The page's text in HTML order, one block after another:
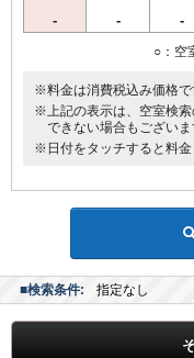
- - -
○：空
※料金は消費税込み価格で
※上記の表示は、空室検索
できない場合もございま
※日付をタッチすると料金
■検索条件: 指定なし